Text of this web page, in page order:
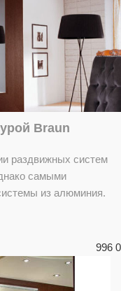
Braun
раздвижных систем
самыми
из алюминия.
996 0